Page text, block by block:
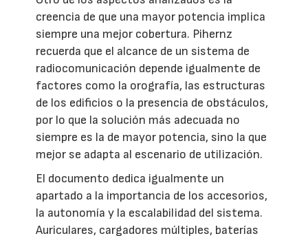
creencia de que una mayor potencia implica
siempre una mejor cobertura. Pihernz
recuerda que el alcance de un sistema de
radiocomunicación depende igualmente de
factores como la orografía, las estructuras
de los edificios o la presencia de obstáculos,
por lo que la solución más adecuada no
siempre es la de mayor potencia, sino la que
mejor se adapta al escenario de utilización.
El documento dedica igualmente un
apartado a la importancia de los accesorios,
la autonomía y la escalabilidad del sistema.
Auriculares, cargadores múltiples, baterías